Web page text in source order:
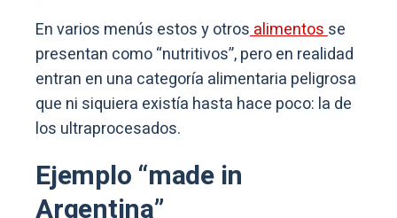
En varios menús estos y otrosalimentosse
presentan como “nutritivos”, pero en realidad
entran en una categoría alimentaria peligrosa
que ni siquiera existía hasta hace poco: la de
los ultraprocesados.
Ejemplo “made in
Argentina”